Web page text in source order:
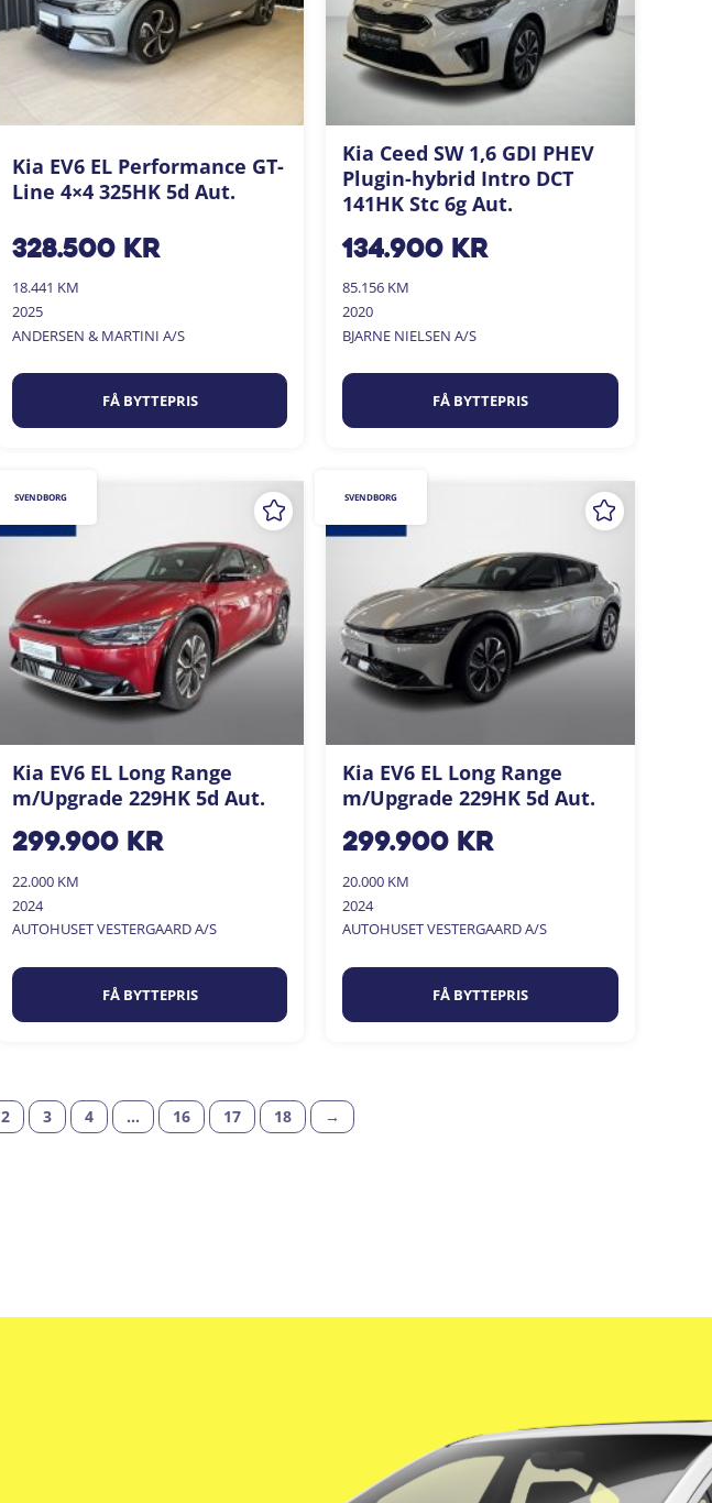
Kia EV6 EL Performance GT-
Line 4×4 325HK 5d Aut.
328.500 kr
18.441 KM
2025
ANDERSEN & MARTINI A/S
FÅ BYTTEPRIS
Kia Ceed SW 1,6 GDI PHEV
Plugin-hybrid Intro DCT
141HK Stc 6g Aut.
134.900 kr
85.156 KM
2020
BJARNE NIELSEN A/S
FÅ BYTTEPRIS
Kia EV6 EL Long Range
m/Upgrade 229HK 5d Aut.
299.900 kr
22.000 KM
2024
AUTOHUSET VESTERGAARD A/S
FÅ BYTTEPRIS
SVENDBORG
Kia EV6 EL Long Range
m/Upgrade 229HK 5d Aut.
299.900 kr
20.000 KM
2024
AUTOHUSET VESTERGAARD A/S
FÅ BYTTEPRIS
SVENDBORG
2 3 4 … 16 17 18 →